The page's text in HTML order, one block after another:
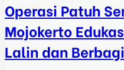
Operasi Patuh
Mojokerto
Lalin dan